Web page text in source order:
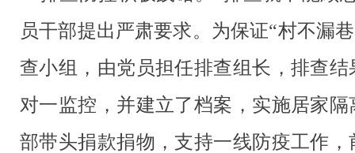
员干部提出严肃要求。为保证“村不漏
查小组，由党员担任排查组长，排查
对一监控，并建立了档案，实施居家
部带头捐款捐物，支持一线防疫工作